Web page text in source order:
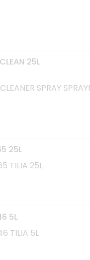
25L
SPRAY
25L
TILIA 25L
5L
TILIA 5L